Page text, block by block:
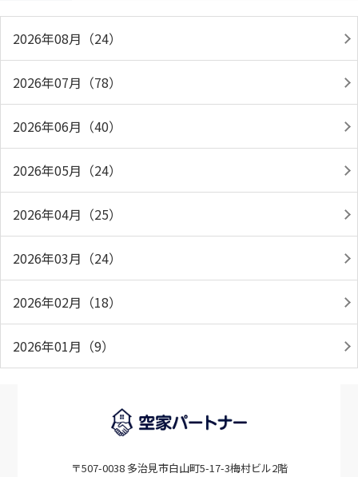
2026年08月（24）
2026年07月（78）
2026年06月（40）
2026年05月（24）
2026年04月（25）
2026年03月（24）
2026年02月（18）
2026年01月（9）
〒507-0038 多治見市白山町5-17-3梅村ビル2階